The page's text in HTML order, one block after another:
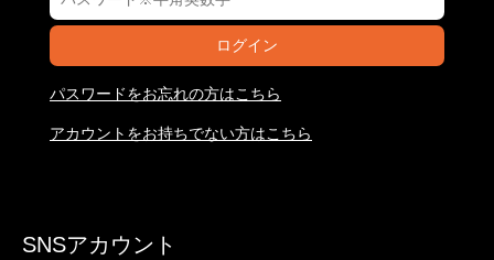
ログイン
パスワードをお忘れの方はこちら
アカウントをお持ちでない方はこちら
SNSアカウント